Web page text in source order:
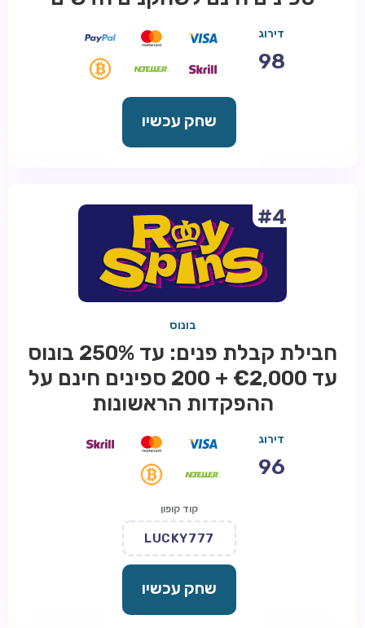
דירוג
98
שחק עכשיו
#4
בונוס
חבילת קבלת פנים: עד 250% בונוס
עד €2,000 + 200 ספינים חינם על
ההפקדות הראשונות
דירוג
96
קוד קופון
LUCKY777
שחק עכשיו